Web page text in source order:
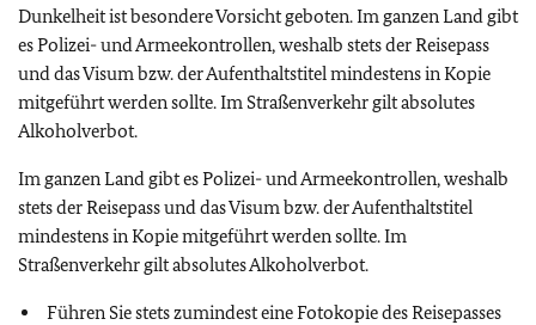
Dunkelheit ist besondere Vorsicht geboten. Im ganzen Land gibt
es Polizei- und Armeekontrollen, weshalb stets der Reisepass
und das Visum bzw. der Aufenthaltstitel mindestens in Kopie
mitgeführt werden sollte. Im Straßenverkehr gilt absolutes
Alkoholverbot.
Im ganzen Land gibt es Polizei- und Armeekontrollen, weshalb
stets der Reisepass und das Visum bzw. der Aufenthaltstitel
mindestens in Kopie mitgeführt werden sollte. Im
Straßenverkehr gilt absolutes Alkoholverbot.
Führen Sie stets zumindest eine Fotokopie des Reisepasses